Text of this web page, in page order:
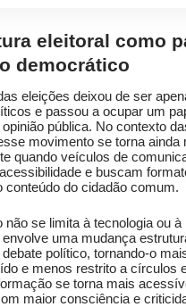
eleitoral como
democrático
eleições deixou de ser
e passou a ocupar um
pública. No contexto
movimento se torna ainda
quando veículos de
e buscam
conteúdo do cidadão comum.
não se limita à tecnologia ou à
envolve uma mudança
político, tornando-o
e menos restrito a círculos
se torna mais
maior consciência e